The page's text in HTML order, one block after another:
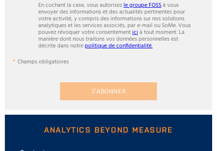
En cochant la case, vous autorisezle groupe FOSSà vous
envoyer des informations et des actualités pertinentes pour
votre activité, y compris des informations sur nos solutions
analytiques et les services associés, par e-mail ou SoMe. Vous
pouvez révoquer votre consentementicià tout moment. La
manière dont nous traitons vos données personnelles est
décrite dans notrepolitique de confidentialité.
Champs obligatoires
S’ABONNER
ANALYTICS BEYOND MEASURE